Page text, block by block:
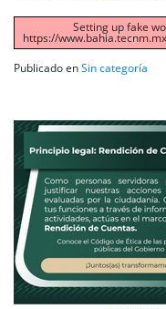
Setting up fake
https://
Publicado enSin categoría